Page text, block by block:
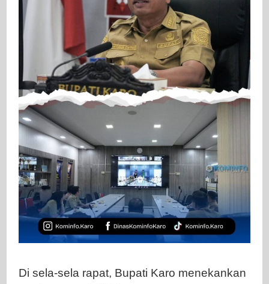
Di sela-sela rapat, Bupati Karo menekankan